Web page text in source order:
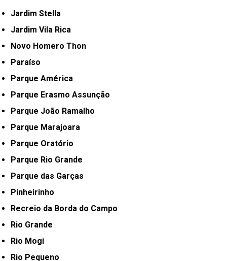
Jardim Stella
Jardim Vila Rica
Novo Homero Thon
Paraíso
Parque América
Parque Erasmo Assunção
Parque João Ramalho
Parque Marajoara
Parque Oratório
Parque Rio Grande
Parque das Garças
Pinheirinho
Recreio da Borda do Campo
Rio Grande
Rio Mogi
Rio Pequeno